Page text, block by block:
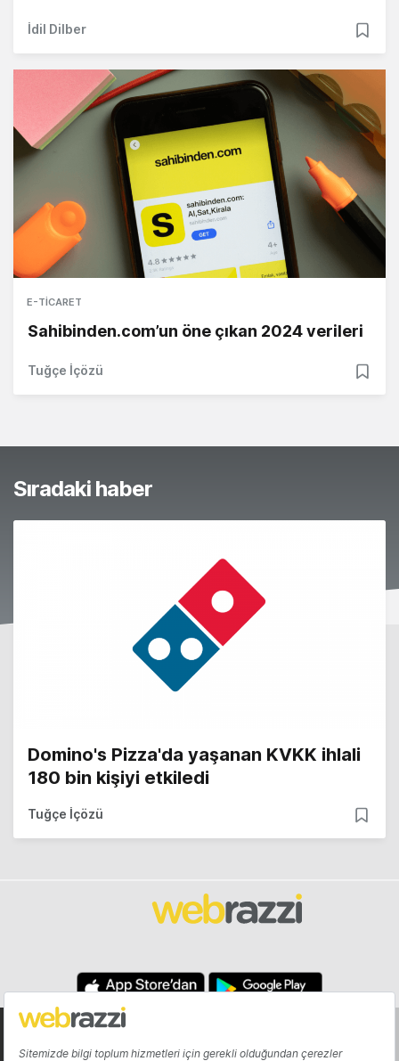
İdil Dilber
E-TICARET
Sahibinden.com’un öne çıkan 2024 verileri
Tuğçe İçözü
Sıradaki haber
Domino's Pizza'da yaşanan KVKK ihlali
180 bin kişiyi etkiledi
Tuğçe İçözü